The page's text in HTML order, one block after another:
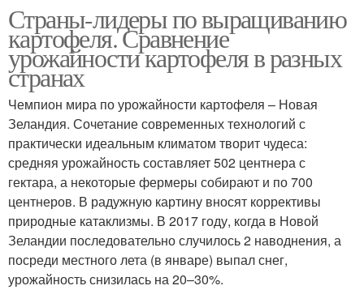
Страны-лидеры по выращиванию
картофеля. Сравнение
урожайности картофеля в разных
странах
Чемпион мира по урожайности картофеля – Новая
Зеландия. Сочетание современных технологий с
практически идеальным климатом творит чудеса:
средняя урожайность составляет 502 центнера с
гектара, а некоторые фермеры собирают и по 700
центнеров. В радужную картину вносят коррективы
природные катаклизмы. В 2017 году, когда в Новой
Зеландии последовательно случилось 2 наводнения, а
посреди местного лета (в январе) выпал снег,
урожайность снизилась на 20–30%.